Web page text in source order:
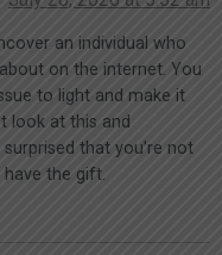
an individual who
on the internet. You
to light and make it
look at this and
that you’re not
the gift.